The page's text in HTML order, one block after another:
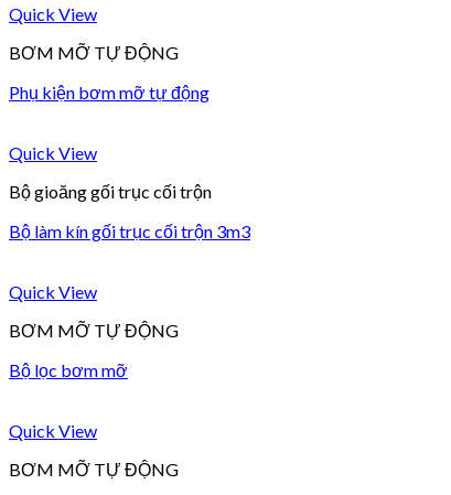
Quick View
BƠM MỠ TỰ ĐỘNG
Phụ kiện bơm mỡ tự động
Quick View
Bộ gioăng gối trục cối trộn
Bộ làm kín gối trục cối trộn 3m3
Quick View
BƠM MỠ TỰ ĐỘNG
Bộ lọc bơm mỡ
Quick View
BƠM MỠ TỰ ĐỘNG